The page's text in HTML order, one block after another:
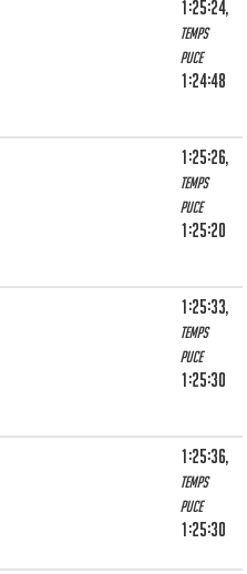
1:25:24,
Temps
puce
1:24:48
1:25:26,
Temps
puce
1:25:20
1:25:33,
Temps
puce
1:25:30
1:25:36,
Temps
puce
1:25:30